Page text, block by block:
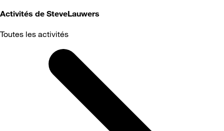
Activités de SteveLauwers
Toutes les activités